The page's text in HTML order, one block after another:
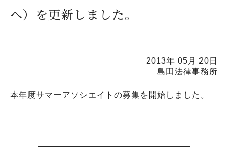
へ）を更新しました。
2013年 05月 20日
島田法律事務所
本年度サマーアソシエイトの募集を開始しました。